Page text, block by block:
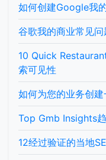
如何创建Google我
谷歌我的商业常见
10 Quick
索可见性
如何为您的业务创
Top Gmb Insights
12经过验证的当地